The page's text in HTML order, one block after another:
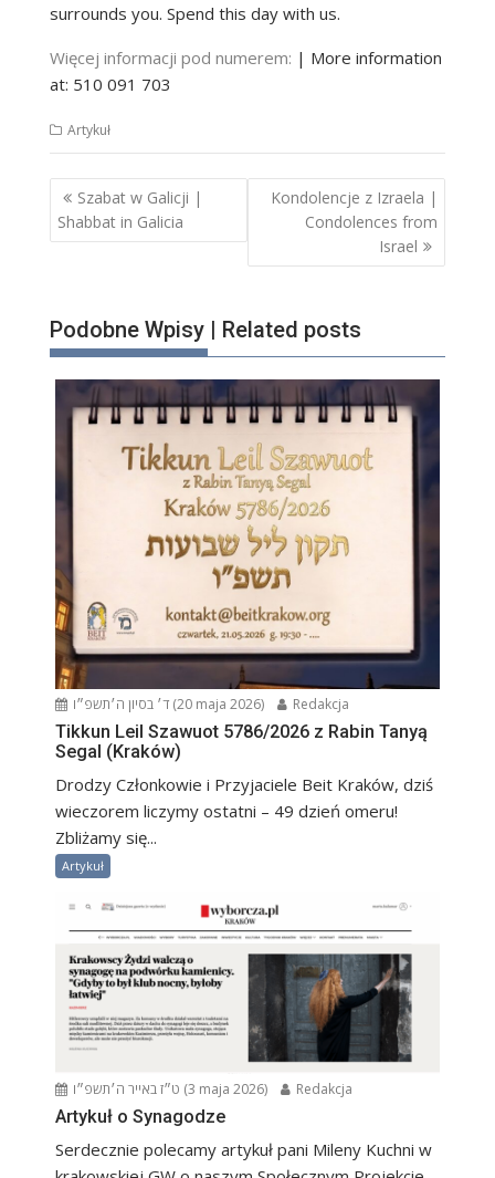
surrounds you. Spend this day with us.
Więcej informacji pod numerem: | More information
at: 510 091 703
Artykuł
Nawigacja
wpisu
Szabat w Galicji |
Shabbat in Galicia
Kondolencje z Izraela |
Condolences from
Israel
Podobne Wpisy | Related posts
ד׳ בסיון ה׳תשפ״ו (20 maja 2026) Redakcja
Tikkun Leil Szawuot 5786/2026 z Rabin Tanyą
Segal (Kraków)
Drodzy Członkowie i Przyjaciele Beit Kraków, dziś
wieczorem liczymy ostatni – 49 dzień omeru!
Zbliżamy się...
Artykuł
ט״ז באייר ה׳תשפ״ו (3 maja 2026) Redakcja
Artykuł o Synagodze
Serdecznie polecamy artykuł pani Mileny Kuchni w